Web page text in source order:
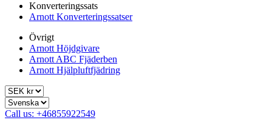
Konverteringssats
Arnott Konverteringssatser
Övrigt
Arnott Höjdgivare
Arnott ABC Fjäderben
Arnott Hjälpluftfjädring
Call us: +46855922549